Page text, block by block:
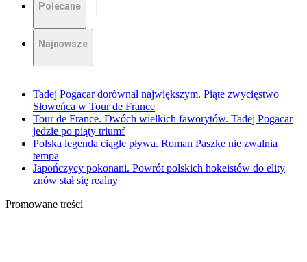
Polecane
Najnowsze
Tadej Pogacar dorównał największym. Piąte zwycięstwo
Słoweńca w Tour de France
Tour de France. Dwóch wielkich faworytów. Tadej Pogacar
jedzie po piąty triumf
Polska legenda ciągle pływa. Roman Paszke nie zwalnia
tempa
Japończycy pokonani. Powrót polskich hokeistów do elity
znów stał się realny
Promowane treści